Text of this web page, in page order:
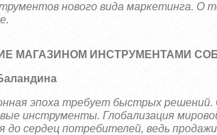
нового вида маркетинга. О
МАГАЗИНОМ ИНСТРУМЕНТАМИ
эпоха требует быстрых решений.
инструменты. Глобализация
до сердец потребителей, ведь